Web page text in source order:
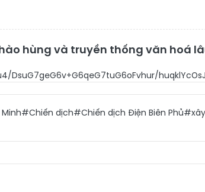
hùng và truyền thống văn hoá
#Chiến dịch#Chiến dịch Điện Biên Phủ